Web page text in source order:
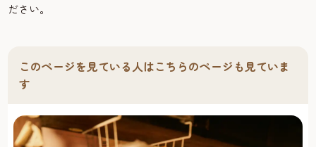
ださい。
このページを見ている人はこちらのページも見ていま
す